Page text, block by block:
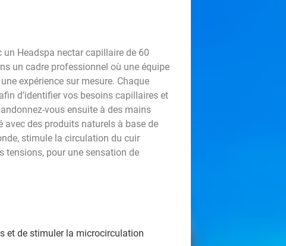
Headspa nectar capillaire de 60
un cadre professionnel où une équipe
expérience sur mesure. Chaque
d’identifier vos besoins capillaires et
vous ensuite à des mains
avec des produits naturels à base de
stimule la circulation du cuir
tensions, pour une sensation de
et de stimuler la microcirculation